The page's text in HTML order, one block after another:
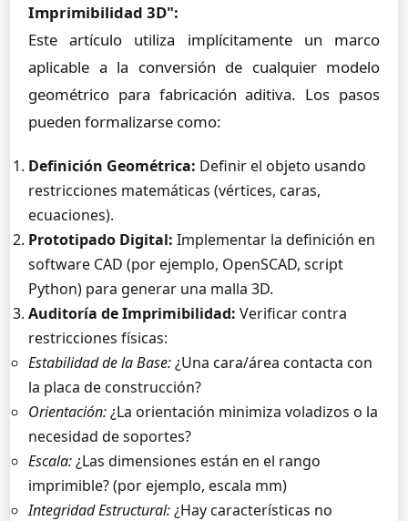
Imprimibilidad 3D":
Este artículo utiliza implícitamente un marco
aplicable a la conversión de cualquier modelo
geométrico para fabricación aditiva. Los pasos
pueden formalizarse como:
Definición Geométrica: Definir el objeto usando
restricciones matemáticas (vértices, caras,
ecuaciones).
Prototipado Digital: Implementar la definición en
software CAD (por ejemplo, OpenSCAD, script
Python) para generar una malla 3D.
Auditoría de Imprimibilidad: Verificar contra
restricciones físicas:
Estabilidad de la Base:¿Una cara/área contacta con
la placa de construcción?
Orientación:¿La orientación minimiza voladizos o la
necesidad de soportes?
Escala:¿Las dimensiones están en el rango
imprimible? (por ejemplo, escala mm)
Integridad Estructural:¿Hay características no